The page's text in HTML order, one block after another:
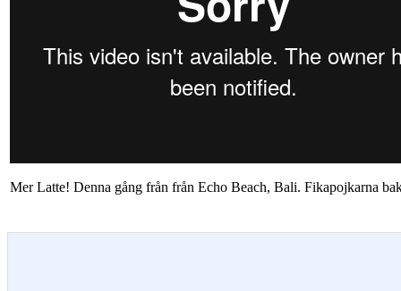
Mer Latte! Denna gång från från Echo Beach, Bali. Fikapojkarna